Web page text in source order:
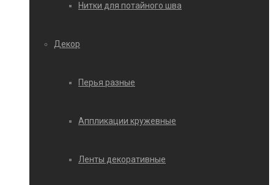
Нитки для потайного шва
Декор
Перья разные
Аппликации кружевные
Ленты декоративные